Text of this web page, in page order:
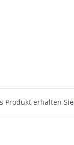
Produkt erhalten Sie